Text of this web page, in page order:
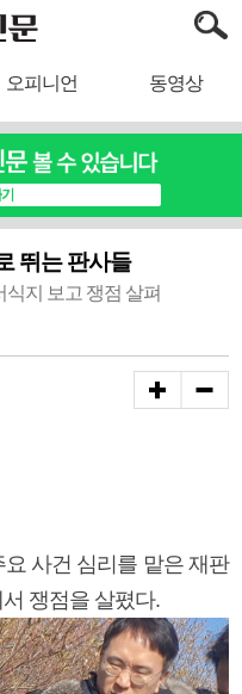
오피니언 동영상
뛰는 판사들
지 보고 쟁점 살펴
사건 심리를 맡은 재판
쟁점을 살폈다.